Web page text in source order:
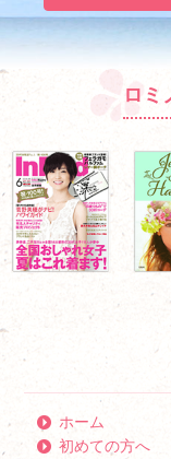
ロミ
ホーム
初めての方へ